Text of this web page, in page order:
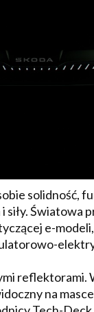
solidność,
Światowa
e-
reflektorami.
na